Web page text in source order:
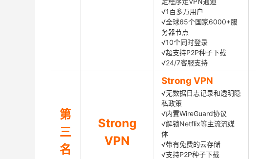
√1百多万用户
√全球65个国家6000+服
务器节点
√10个同时登录
√超支持P2P种子下载
√24/7客服支持
第
三
名
Strong
VPN
Strong VPN
√无数据日志记录和透明隐
私政策
√内置WireGuard协议
√解锁Netflix等主流流媒
体
√带有免费的云存储
√支持P2P种子下载